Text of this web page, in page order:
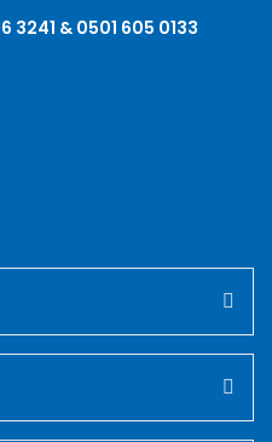
3241 & 0501 605 0133